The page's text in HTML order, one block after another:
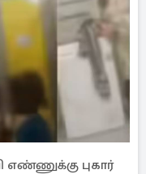
புகார்